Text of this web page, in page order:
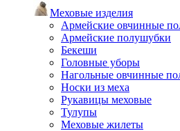
Меховые изделия
Армейские овчинные
Армейские полушубки
Бекеши
Головные уборы
Нагольные овчинные
Носки из меха
Рукавицы меховые
Тулупы
Меховые жилеты